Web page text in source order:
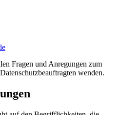
Fragen und Anregungen zum
wenden.